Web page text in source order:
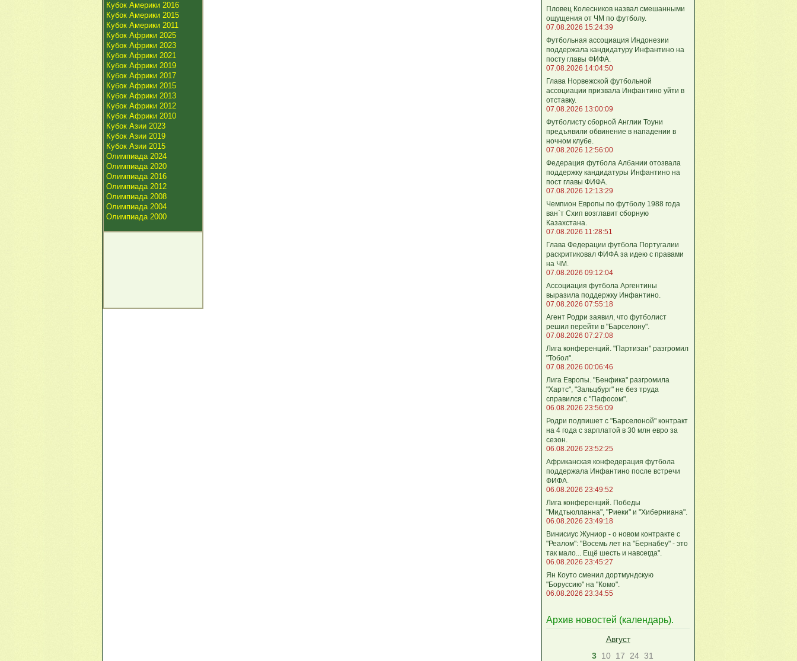
Кубок Америки 2016
Кубок Америки 2015
Кубок Америки 2011
Кубок Африки 2025
Кубок Африки 2023
Кубок Африки 2021
Кубок Африки 2019
Кубок Африки 2017
Кубок Африки 2015
Кубок Африки 2013
Кубок Африки 2012
Кубок Африки 2010
Кубок Азии 2023
Кубок Азии 2019
Кубок Азии 2015
Олимпиада 2024
Олимпиада 2020
Олимпиада 2016
Олимпиада 2012
Олимпиада 2008
Олимпиада 2004
Олимпиада 2000
Пловец Колесников назвал смешанными
ощущения от ЧМ по футболу.
07.08.2026 15:24:39
Футбольная ассоциация Индонезии
поддержала кандидатуру Инфантино на
посту главы ФИФА.
07.08.2026 14:04:50
Глава Норвежской футбольной
ассоциации призвала Инфантино уйти в
отставку.
07.08.2026 13:00:09
Футболисту сборной Англии Тоуни
предъявили обвинение в нападении в
ночном клубе.
07.08.2026 12:56:00
Федерация футбола Албании отозвала
поддержку кандидатуры Инфантино на
пост главы ФИФА.
07.08.2026 12:13:29
Чемпион Европы по футболу 1988 года
ван`т Схип возглавит сборную
Казахстана.
07.08.2026 11:28:51
Глава Федерации футбола Португалии
раскритиковал ФИФА за идею с правами
на ЧМ.
07.08.2026 09:12:04
Ассоциация футбола Аргентины
выразила поддержку Инфантино.
07.08.2026 07:55:18
Агент Родри заявил, что футболист
решил перейти в "Барселону".
07.08.2026 07:27:08
Лига кoнференций. "Партизан" разгромил
"Тобол".
07.08.2026 00:06:46
Лига Европы. "Бенфика" разгромила
"Хартс", "Зальцбург" не без труда
справился с "Пафосом".
06.08.2026 23:56:09
Родри подпишет с "Барселоной" контракт
на 4 года с зарплатой в 30 млн евро за
сезон.
06.08.2026 23:52:25
Африканская конфедерация футбола
поддержала Инфантино после встречи
ФИФА.
06.08.2026 23:49:52
Лига кoнференций. Победы
"Мидтьюлланна", "Риеки" и "Хиберниана".
06.08.2026 23:49:18
Винисиус Жуниор - о новом контракте с
"Реалом": "Восемь лет на "Бернабеу" - это
так мало... Ещё шесть и навсегда".
06.08.2026 23:45:27
Ян Коуто сменил дортмундскую
"Боруссию" на "Комо".
06.08.2026 23:34:55
Архив новостей (календарь).
Август
3 10 17 24 31